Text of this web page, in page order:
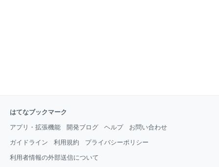
はてなブックマーク
アプリ・拡張機能 開発ブログ ヘルプ お問い合わせ
ガイドライン 利用規約 プライバシーポリシー
利用者情報の外部送信について